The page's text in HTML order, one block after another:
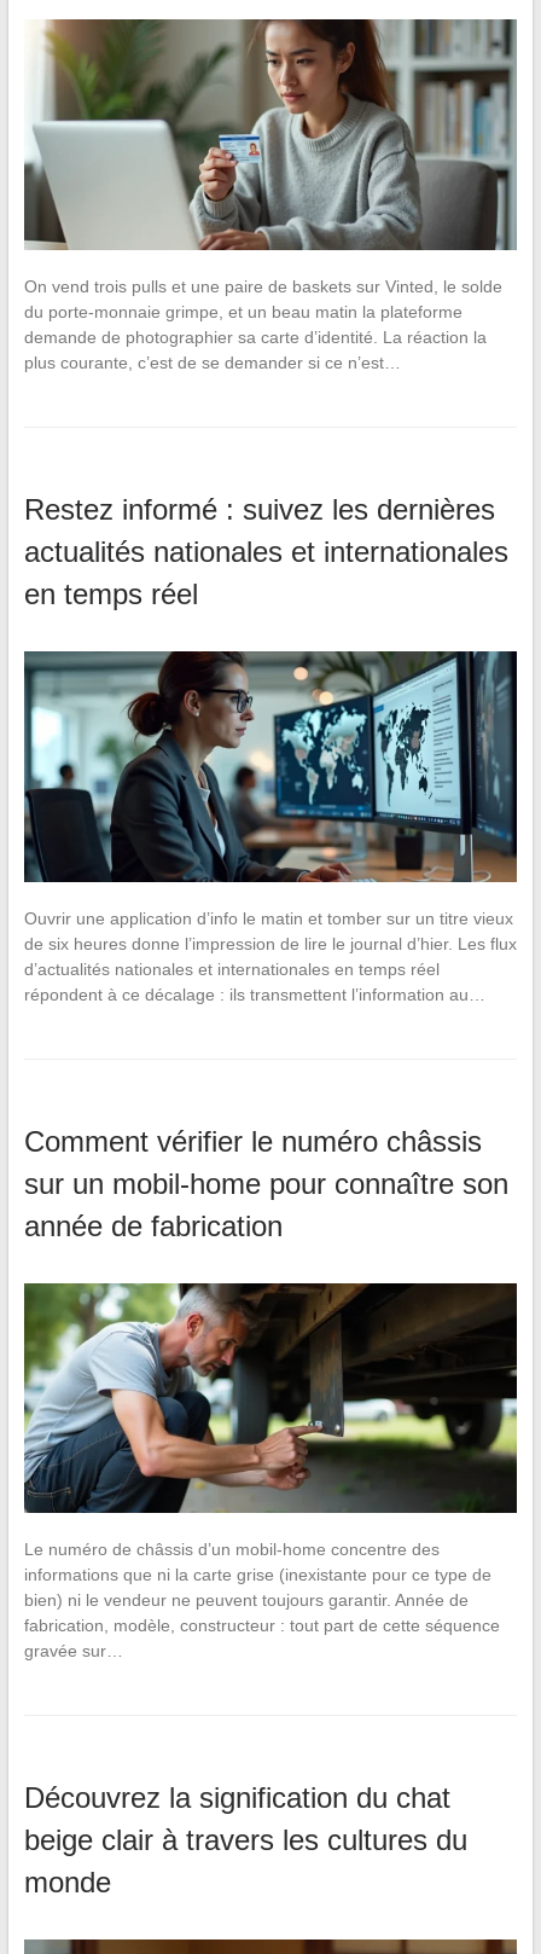
On vend trois pulls et une paire de baskets sur Vinted, le solde
du porte-monnaie grimpe, et un beau matin la plateforme
demande de photographier sa carte d’identité. La réaction la
plus courante, c’est de se demander si ce n’est…
Restez informé : suivez les dernières
actualités nationales et internationales
en temps réel
Ouvrir une application d’info le matin et tomber sur un titre vieux
de six heures donne l’impression de lire le journal d’hier. Les flux
d’actualités nationales et internationales en temps réel
répondent à ce décalage : ils transmettent l’information au…
Comment vérifier le numéro châssis
sur un mobil-home pour connaître son
année de fabrication
Le numéro de châssis d’un mobil-home concentre des
informations que ni la carte grise (inexistante pour ce type de
bien) ni le vendeur ne peuvent toujours garantir. Année de
fabrication, modèle, constructeur : tout part de cette séquence
gravée sur…
Découvrez la signification du chat
beige clair à travers les cultures du
monde